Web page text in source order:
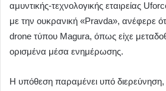
αμυντικής-τεχνολογικής εταιρείας
με την ουκρανική «Pravda», ανέφερε
drone τύπου Magura, όπως είχε
ορισμένα μέσα ενημέρωσης.
Η υπόθεση παραμένει υπό διερεύνηση,